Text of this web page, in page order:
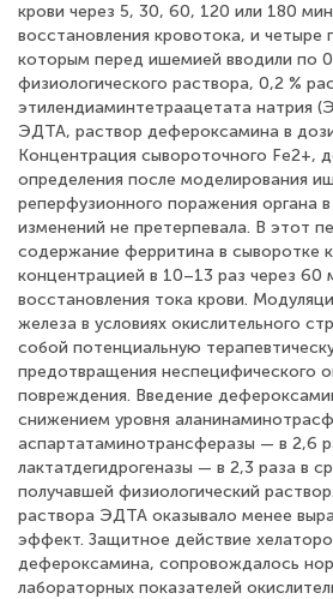
крови через 5, 30, 60, 120 или 180
восстановления кровотока, и четыре
которым перед ишемией вводили по
физиологического раствора, 0,2 %
этилендиаминтетраацетата натрия
ЭДТА, раствор дефероксамина в
Концентрация сывороточного Fe2+,
определения после моделирования
реперфузионного поражения органа
изменений не претерпевала. В этот
содержание ферритина в сыворотке
концентрацией в 10–13 раз через 60
восстановления тока крови.
железа в условиях окислительного
собой потенциальную
предотвращения неспецифического
повреждения. Введение
снижением уровня
аспартатаминотрансферазы — в 2,6
лактатдегидрогеназы — в 2,3 раза в
получавшей физиологический
раствора ЭДТА оказывало менее
эффект. Защитное действие
дефероксамина, сопровождалось
лабораторных показателей